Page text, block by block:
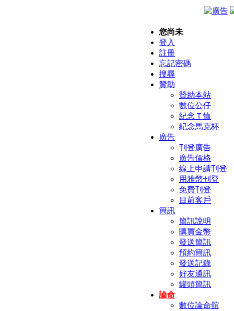
您尚未
登入
註冊
忘記密碼
搜尋
贊助
贊助本站
數位公仔
紀念Ｔ恤
紀念馬克杯
廣告
刊登廣告
廣告價格
線上申請刊登
用雅幣刊登
免費刊登
目前客戶
簡訊
簡訊說明
購買金幣
發送簡訊
預約簡訊
發送記錄
好友通訊
罐頭簡訊
論命
數位論命舘